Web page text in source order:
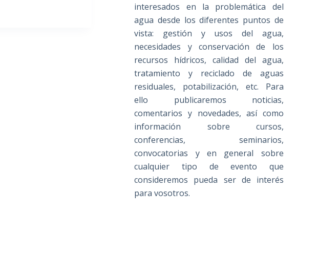
interesados en la problemática del
agua desde los diferentes puntos de
vista: gestión y usos del agua,
necesidades y conservación de los
recursos hídricos, calidad del agua,
tratamiento y reciclado de aguas
residuales, potabilización, etc. Para
ello publicaremos noticias,
comentarios y novedades, así como
información sobre cursos,
conferencias, seminarios,
convocatorias y en general sobre
cualquier tipo de evento que
consideremos pueda ser de interés
para vosotros.